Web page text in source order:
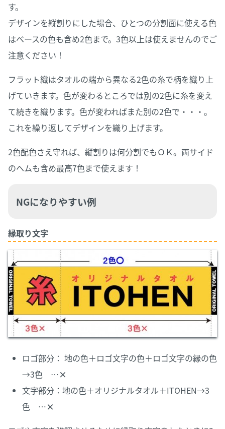
す。
デザインを縦割りにした場合、ひとつの分割面に使える色
はベースの色も含め2色まで。3色以上は使えませんのでご
注意ください！
フラット織はタオルの端から異なる2色の糸で柄を織り上
げていきます。色が変わるところでは別の2色に糸を変え
て続きを織ります。色が変わればまた別の2色で・・・。
これを繰り返してデザインを織り上げます。
2色配色さえ守れば、縦割りは何分割でもＯＫ。両サイド
のヘムも含め最高7色まで使えます！
NGになりやすい例
縁取り文字
ロゴ部分： 地の色＋ロゴ文字の色＋ロゴ文字の縁の色
→3色 …×
文字部分：地の色＋オリジナルタオル＋ITOHEN→3
色 …×